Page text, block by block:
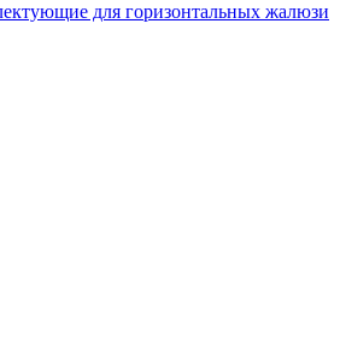
для горизонтальных жалюзи